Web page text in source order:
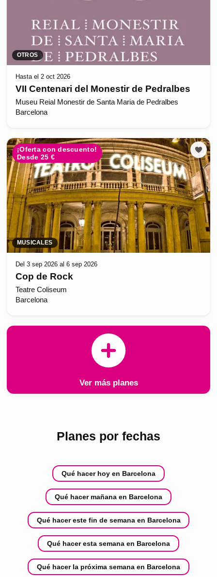
OTROS
Hasta el 2 oct 2026
VII Centenari del Monestir de Pedralbes
Museu Reial Monestir de Santa Maria de Pedralbes
Barcelona
¡Oferta con descuento!
Desde 25 €
MUSICALES
Del 3 sep 2026 al 6 sep 2026
Cop de Rock
Teatre Coliseum
Barcelona
Ver más planes
Planes por fechas
Qué hacer hoy en Barcelona
Qué hacer mañana en Barcelona
Qué hacer este fin de semana en Barcelona
Qué hacer esta semana en Barcelona
Qué hacer la próxima semana en Barcelona